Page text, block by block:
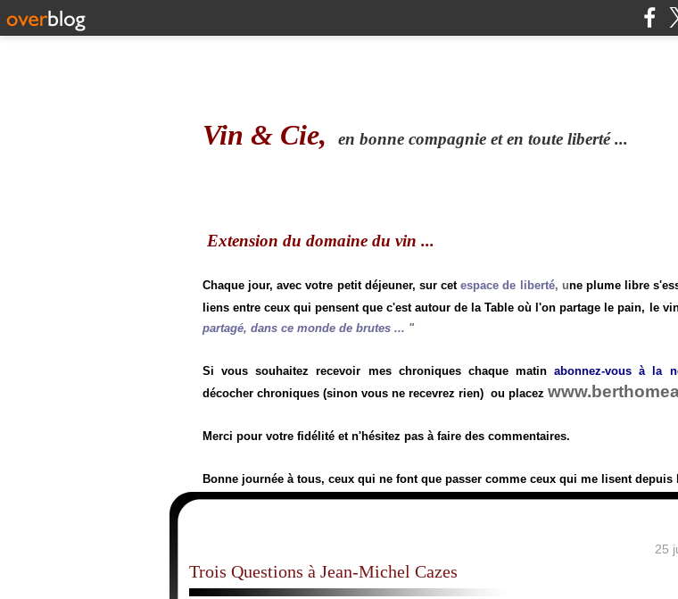
Vin & Cie, en bonne compagnie et en toute liberté ...
Extension du domaine du vin ...
Chaque jour, avec votre petit déjeuner, sur cetespace de liberté, une plume libre
liens entre ceux qui pensent que c'est autour de la Table où l'on partage le pain, le
partagé, dans ce monde de brutes ... "
Si vous souhaitez recevoir mes chroniques chaque matinabonnez-vous à la
décocher chroniques (sinon vous ne recevrez rien) ou placez
Merci pour votre fidélité et n'hésitez pas à faire des commentaires.
Bonne journée à tous, ceux qui ne font que passer comme ceux qui me lisent
25
Trois Questions à Jean-Michel Cazes